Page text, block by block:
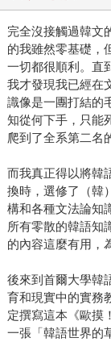
完全沒接觸過韓文
的我雖然零基礎，
一切都很順利。直
我才發現我已經在
識像是一團打結的
知從何下手，只能
爬到了全系第二名
而我真正得以將韓
換時，選修了（韓
構和各種文法論知
所有零散的韓語知
的內容這麼有用，
後來到首爾大學韓
育和現實中的實務
定撰寫這本《歐摸
一張「韓語世界的